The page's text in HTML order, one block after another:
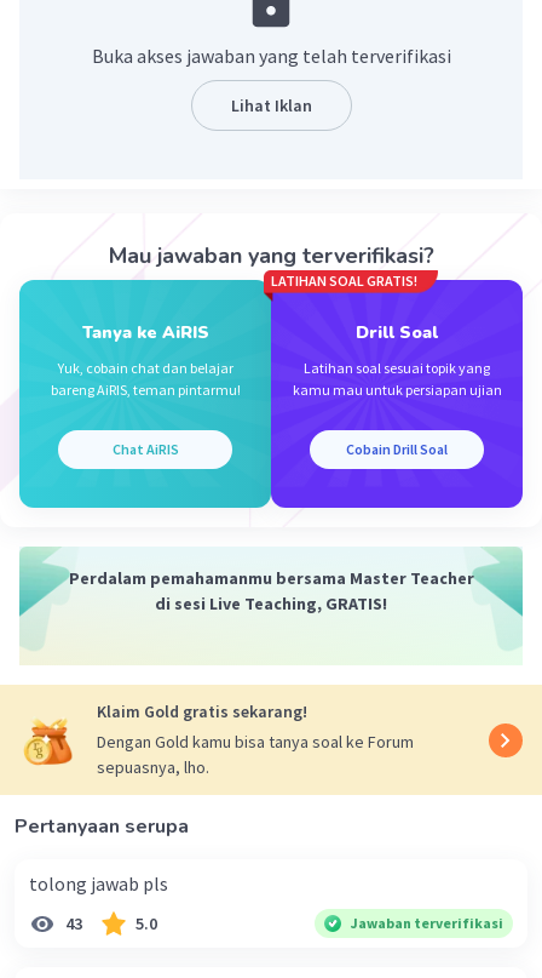
Level 100
17 Mei 2024 14:53
Buka akses jawaban yang telah terverifikasi
Lihat Iklan
Mau jawaban yang terverifikasi?
Tanya ke AiRIS
Yuk, cobain chat dan belajar
bareng AiRIS, teman pintarmu!
Chat AiRIS
LATIHAN SOAL GRATIS!
Drill Soal
Latihan soal sesuai topik yang
kamu mau untuk persiapan ujian
Cobain Drill Soal
Perdalam pemahamanmu bersama Master Teacher
di sesi Live Teaching, GRATIS!
Klaim Gold gratis sekarang!
Dengan Gold kamu bisa tanya soal ke Forum
sepuasnya, lho.
Pertanyaan serupa
tolong jawab pls
43 5.0 Jawaban terverifikasi